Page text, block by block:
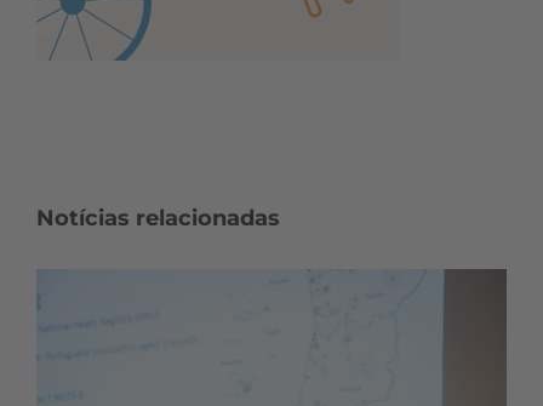
Notícias relacionadas